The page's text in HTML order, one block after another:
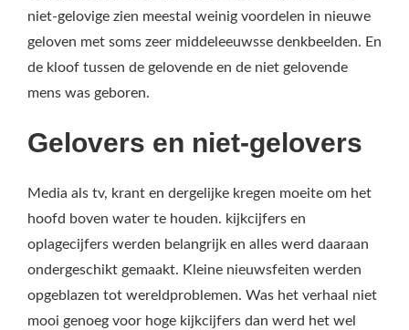
niet-gelovige zien meestal weinig voordelen in nieuwe
geloven met soms zeer middeleeuwsse denkbeelden. En
de kloof tussen de gelovende en de niet gelovende
mens was geboren.
Gelovers en niet-gelovers
Media als tv, krant en dergelijke kregen moeite om het
hoofd boven water te houden. kijkcijfers en
oplagecijfers werden belangrijk en alles werd daaraan
ondergeschikt gemaakt. Kleine nieuwsfeiten werden
opgeblazen tot wereldproblemen. Was het verhaal niet
mooi genoeg voor hoge kijkcijfers dan werd het wel